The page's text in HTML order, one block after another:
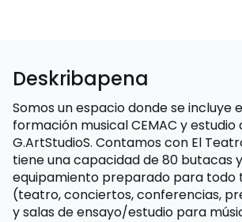
Deskribapena
Somos un espacio donde se incluye
formación musical CEMAC y
G.ArtStudioS. Contamos con El
tiene una capacidad de 80 butacas
equipamiento preparado para todo
(teatro, conciertos, conferencias,
y salas de ensayo/estudio para